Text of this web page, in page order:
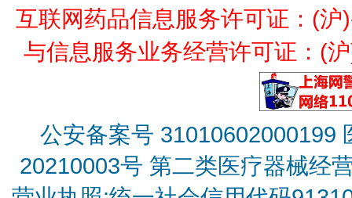
互联网药品信息服务许可证：(
与信息服务业务经营许可证：(
公安备案号 31010602000199
20210003号 第二类医疗器械经